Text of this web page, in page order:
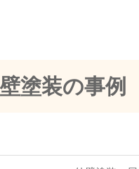
塗装の事例